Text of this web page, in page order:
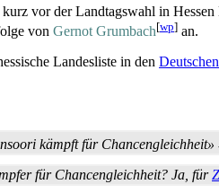
vor der Landtagswahl in
von Gernot Grumbach[wp] an.
Landesliste in den
kämpft für Chancengleichheit»
für Chancengleichheit? Ja, für